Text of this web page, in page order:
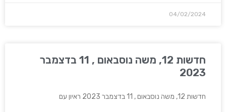
04/02/2024
חדשות 12, משה נוסבאום , 11 בדצמבר
2023
חדשות 12, משה נוסבאום , 11 בדצמבר 2023 ראיון עם